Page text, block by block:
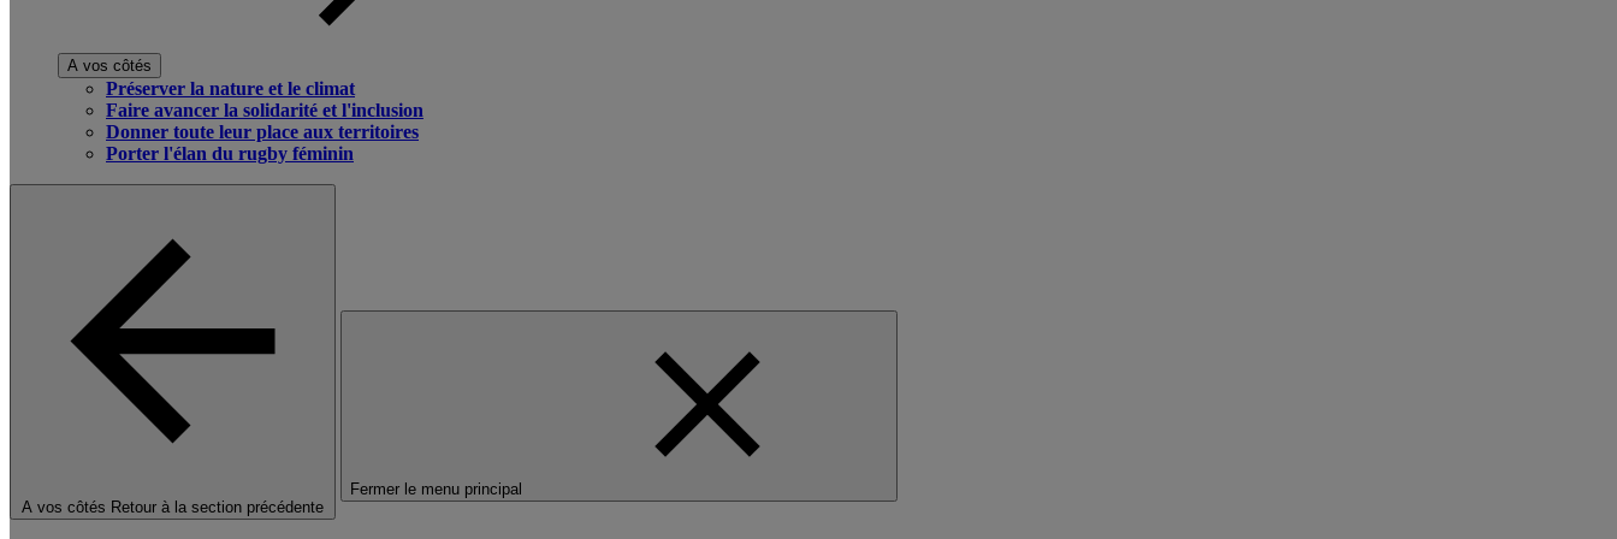
A vos côtés
Préserver la nature et le climat
Faire avancer la solidarité et l'inclusion
Donner toute leur place aux territoires
Porter l'élan du rugby féminin
A vos côtés Retour à la section précédente
Fermer le menu principal